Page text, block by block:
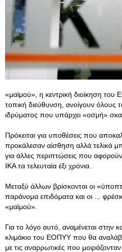
«μαϊμού», η κεντρική διοίκηση
τοπική διεύθυνση, ανοίγουν
ιδρύματος που υπάρχει «οσμή»
Πρόκειται για υποθέσεις που
προκάλεσαν αίσθηση αλλά τελικά
για άλλες περιπτώσεις που αφορούν
ΙΚΑ τα τελευταία έξι χρόνια.
Μεταξύ άλλων βρίσκονται οι
παράνομα επιδόματα και οι ...
«μαϊμού».
Για το λόγο αυτό, αναμένεται στην
κλιμάκιο του ΕΟΠΥΥ που θα
με τις αναρρωτικές που